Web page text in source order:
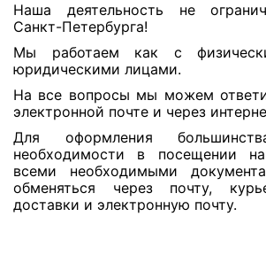
Наша деятельность не
Санкт-Петербурга!
Мы работаем как с
юридическими лицами.
На все вопросы мы можем
электронной почте и через
Для оформления
необходимости в посещении
всеми необходимыми
обменяться через почту,
доставки и электронную почту.